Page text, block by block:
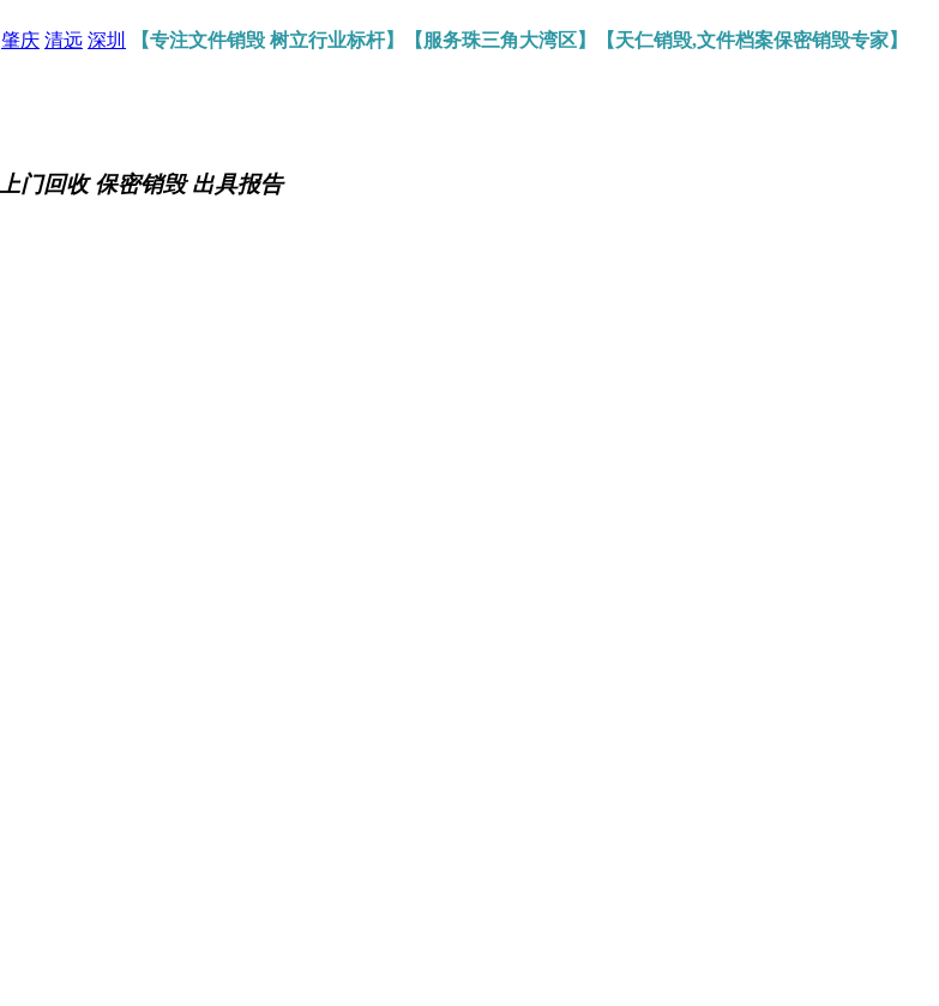
肇庆 清远 深圳 【专注文件销毁 树立行业标杆】【服务珠三角大湾区】【天仁销毁,文件档案保密销毁专家】
上门回收 保密销毁 出具报告